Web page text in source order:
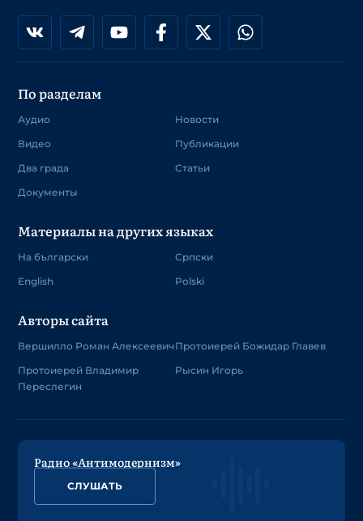
По разделам
Аудио
Видео
Два града
Документы
Новости
Публикации
Статьи
Материалы на других языках
На български
English
Српски
Polski
Авторы сайта
Вершилло Роман Алексеевич
Протоиерей Владимир
Переслегин
Протоиерей Божидар Главев
Рысин Игорь
Радио «Антимодернизм»
СЛУШАТЬ